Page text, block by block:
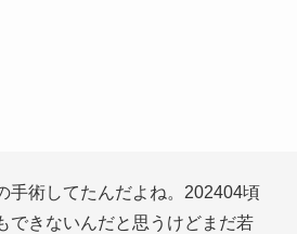
手術してたんだよね。202404頃
できないんだと思うけどまだ若